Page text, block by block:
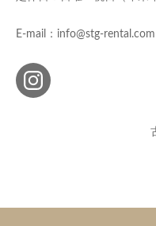
E-mail：info@stg-rental.com